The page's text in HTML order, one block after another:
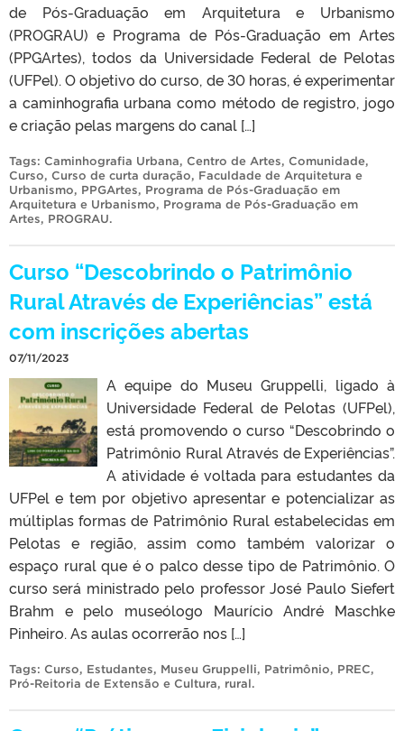
de Pós-Graduação em Arquitetura e Urbanismo
(PROGRAU) e Programa de Pós-Graduação em Artes
(PPGArtes), todos da Universidade Federal de Pelotas
(UFPel). O objetivo do curso, de 30 horas, é experimentar
a caminhografia urbana como método de registro, jogo
e criação pelas margens do canal […]
Tags: Caminhografia Urbana, Centro de Artes, Comunidade,
Curso, Curso de curta duração, Faculdade de Arquitetura e
Urbanismo, PPGArtes, Programa de Pós-Graduação em
Arquitetura e Urbanismo, Programa de Pós-Graduação em
Artes, PROGRAU.
Curso “Descobrindo o Patrimônio
Rural Através de Experiências” está
com inscrições abertas
07/11/2023
A equipe do Museu Gruppelli, ligado à
Universidade Federal de Pelotas (UFPel),
está promovendo o curso “Descobrindo o
Patrimônio Rural Através de Experiências”.
A atividade é voltada para estudantes da
UFPel e tem por objetivo apresentar e potencializar as
múltiplas formas de Patrimônio Rural estabelecidas em
Pelotas e região, assim como também valorizar o
espaço rural que é o palco desse tipo de Patrimônio. O
curso será ministrado pelo professor José Paulo Siefert
Brahm e pelo museólogo Maurício André Maschke
Pinheiro. As aulas ocorrerão nos […]
Tags: Curso, Estudantes, Museu Gruppelli, Patrimônio, PREC,
Pró-Reitoria de Extensão e Cultura, rural.